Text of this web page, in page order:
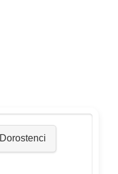
Dorostenci